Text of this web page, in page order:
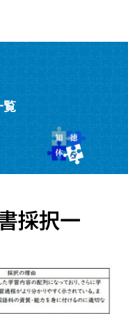
覧
採択一